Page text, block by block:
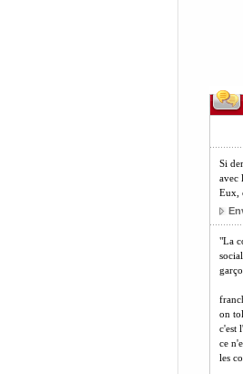
Si
avec
Eux,
"La
on
c'est
ce
les